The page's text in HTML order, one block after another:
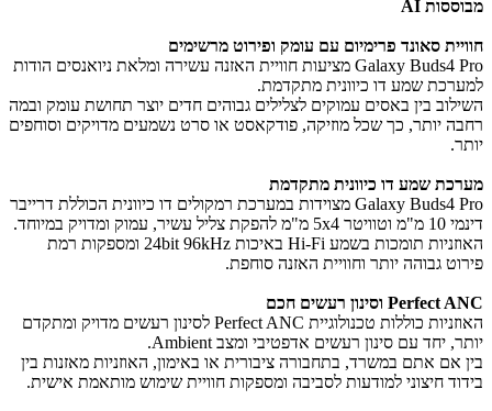
מבוססות AI
חוויית סאונד פרימיום עם עומק ופירוט מרשימים
Galaxy Buds4 Pro מציעות חוויית האזנה עשירה ומלאת ניואנסים הודות
למערכת שמע דו כיוונית מתקדמת.
​השילוב בין באסים עמוקים לצלילים גבוהים חדים יוצר תחושת עומק ובמה
רחבה יותר, כך שכל מוזיקה, פודקאסט או סרט נשמעים מדויקים וסוחפים
יותר.
מערכת שמע דו כיוונית מתקדמת
Galaxy Buds4 Pro מצוידות במערכת רמקולים דו כיוונית הכוללת דרייבר
דינמי 10 מ"מ וטוויטר 5x4 מ"מ להפקת צליל עשיר, עמוק ומדויק במיוחד.
האוזניות תומכות בשמע Hi-Fi באיכות 24bit 96kHz ומספקות רמת
פירוט גבוהה יותר וחוויית האזנה סוחפת.
Perfect ANC וסינון רעשים חכם
האוזניות כוללות טכנולוגיית Perfect ANC לסינון רעשים מדויק ומתקדם
יותר, יחד עם סינון רעשים אדפטיבי ומצב Ambient.
בין אם אתם במשרד, בתחבורה ציבורית או באימון, האוזניות מאזנות בין
בידוד חיצוני למודעות לסביבה ומספקות חוויית שימוש מותאמת אישית.